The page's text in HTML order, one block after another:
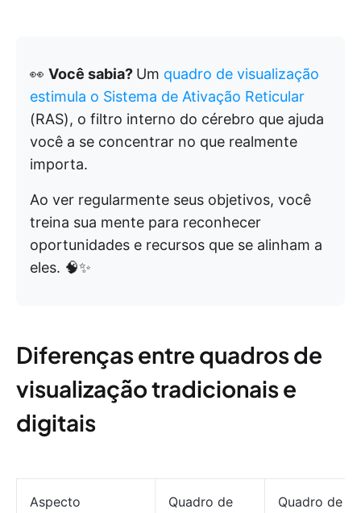
👀 Você sabia? Um quadro de visualização
estimula o Sistema de Ativação Reticular
(RAS), o filtro interno do cérebro que ajuda
você a se concentrar no que realmente
importa.
Ao ver regularmente seus objetivos, você
treina sua mente para reconhecer
oportunidades e recursos que se alinham a
eles. 🧠✨
Diferenças entre quadros de
visualização tradicionais e
digitais
Aspecto
Quadro de
Quadro de